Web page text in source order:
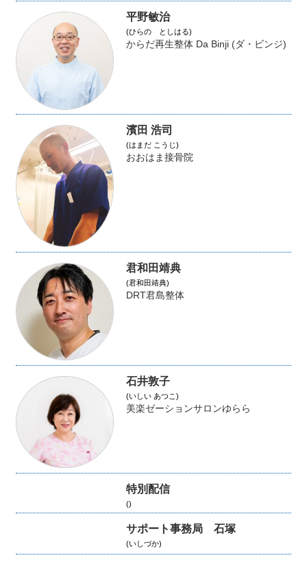
平野敏治
(ひらの としはる)
からだ再生整体 Da Binji (ダ・ビンジ)
濱田 浩司
(はまだ こうじ)
おおはま接骨院
君和田靖典
(君和田靖典)
DRT君島整体
石井敦子
(いしい あつこ)
美楽ゼーションサロンゆらら
特別配信
()
サポート事務局 石塚
(いしづか)